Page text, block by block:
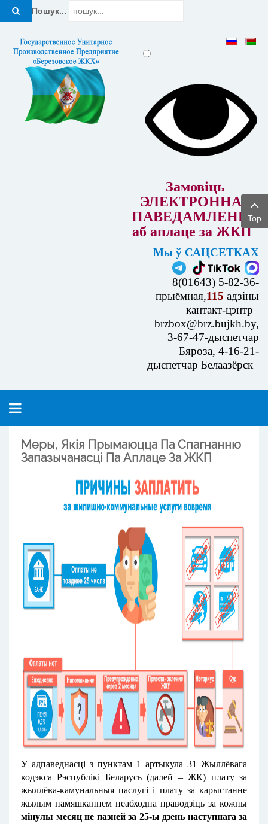
Пошук...
Замовіць
ЭЛЕКТРОННАЕ
ПАВЕДАМЛЕННЕ
аб аплаце за ЖКП
Мы ў САЦСЕТКАХ
8(01643) 5-82-36-
прыёмная,115 адзіны
кантакт-цэнтр
brzbox@brz.bujkh.by,
3-67-47-дыспетчар
Бяроза, 4-16-21-
дыспетчар Белаазёрск
Меры, Якія Прымаюцца Па Спагнанню
Запазычанасці Па Аплаце За ЖКП
У адпаведнасці з пунктам 1 артыкула 31 Жыллёвага
кодэкса Рэспублікі Беларусь (далей – ЖК) плату за
жыллёва-камунальныя паслугі і плату за карыстанне
жылым памяшканнем неабходна праводзіць за кожны
мінулы месяц не пазней за 25-ы дзень наступнага за
Top